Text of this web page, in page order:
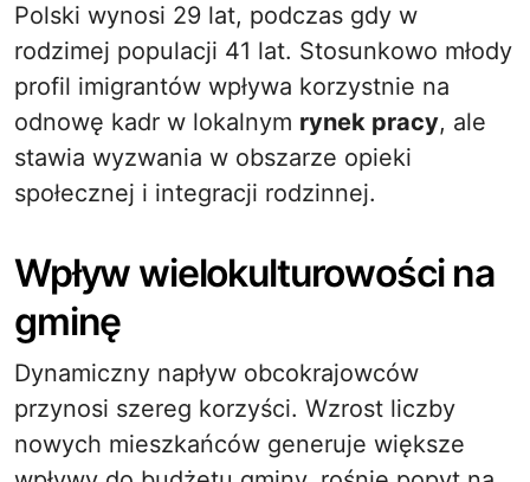
Polski wynosi 29 lat, podczas gdy w
rodzimej populacji 41 lat. Stosunkowo młody
profil imigrantów wpływa korzystnie na
odnowę kadr w lokalnym rynek pracy, ale
stawia wyzwania w obszarze opieki
społecznej i integracji rodzinnej.
Wpływ wielokulturowości na
gminę
Dynamiczny napływ obcokrajowców
przynosi szereg korzyści. Wzrost liczby
nowych mieszkańców generuje większe